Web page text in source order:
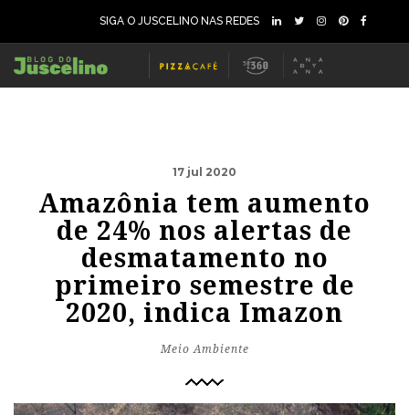
SIGA O JUSCELINO NAS REDES
17 jul 2020
Amazônia tem aumento
de 24% nos alertas de
desmatamento no
primeiro semestre de
2020, indica Imazon
Meio Ambiente